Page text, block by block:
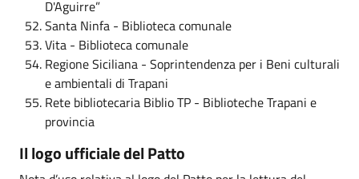
D'Aguirre”
Santa Ninfa - Biblioteca comunale
Vita - Biblioteca comunale
Regione Siciliana - Soprintendenza per i Beni culturali
e ambientali di Trapani
Rete bibliotecaria Biblio TP - Biblioteche Trapani e
provincia
Il logo ufficiale del Patto